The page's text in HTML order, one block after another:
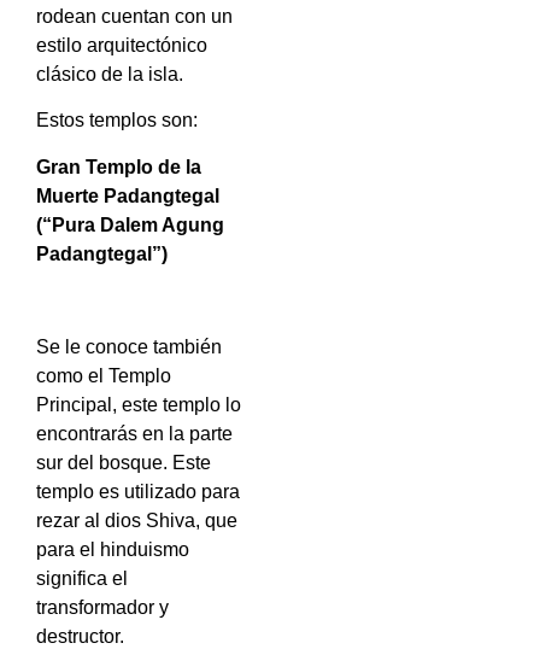
rodean cuentan con un
estilo arquitectónico
clásico de la isla.
Estos templos son:
Gran Templo de la
Muerte Padangtegal
(“Pura Dalem Agung
Padangtegal”)
Se le conoce también
como el Templo
Principal, este templo lo
encontrarás en la parte
sur del bosque. Este
templo es utilizado para
rezar al dios Shiva, que
para el hinduismo
significa el
transformador y
destructor.